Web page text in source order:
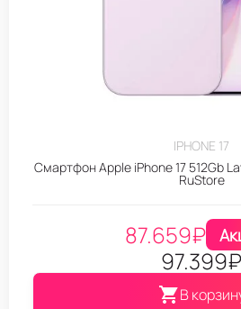
IPHONE 17
Смартфон Apple iPhone 17 512Gb
RuStore
87.659₽
97.399₽
В